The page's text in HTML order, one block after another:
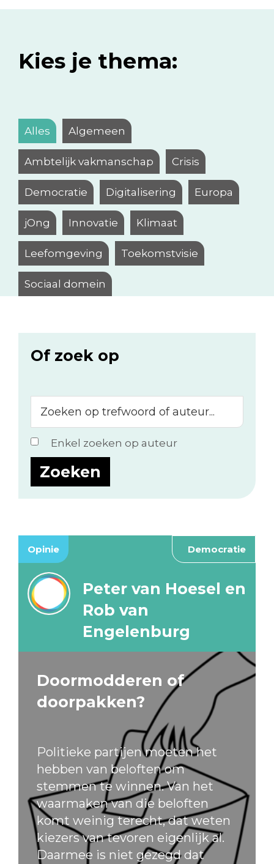
Kies je thema:
Alles Algemeen
Ambtelijk vakmanschap Crisis
Democratie Digitalisering Europa
jOng Innovatie Klimaat
Leefomgeving Toekomstvisie
Sociaal domein
Of zoek op
op
trefwoord
of
auteur...
Enkel zoeken op auteur
Opinie Democratie
Peter van Hoesel en
Rob van
Engelenburg
Doormodderen of
doorpakken?
Politieke partijen moeten het
hebben van beloften om
stemmen te winnen. Van het
waarmaken van die beloften
komt weinig terecht, dat weten
kiezers van tevoren eigenlijk al.
Daarmee is niet gezegd dat